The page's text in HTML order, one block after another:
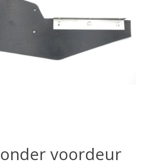
voordeur